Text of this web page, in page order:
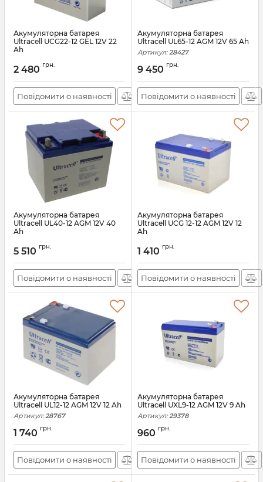
Акумуляторна батарея
Ultracell UCG22-12 GEL 12V 22
Ah
2 480 грн.
Повідомити о наявності
Акумуляторна батарея
Ultracell UL65-12 AGM 12V 65 Ah
Артикул: 28427
9 450 грн.
Повідомити о наявності
Акумуляторна батарея
Ultracell UL40-12 AGM 12V 40
Ah
5 510 грн.
Повідомити о наявності
Акумуляторна батарея
Ultracell UCG 12-12 AGM 12V 12
Ah
1 410 грн.
Повідомити о наявності
Акумуляторна батарея
Ultracell UL12-12 AGM 12V 12 Ah
Артикул: 28767
1 740 грн.
Повідомити о наявності
Акумуляторна батарея
Ultracell UXL9-12 AGM 12V 9 Ah
Артикул: 29378
960 грн.
Повідомити о наявності